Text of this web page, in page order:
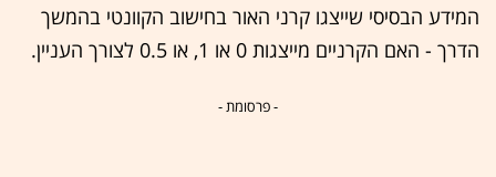
המידע הבסיסי שייצגו קרני האור בחישוב הקוונטי בהמשך
הדרך - האם הקרניים מייצגות 0 או 1, או 0.5 לצורך העניין.
- פרסומת -